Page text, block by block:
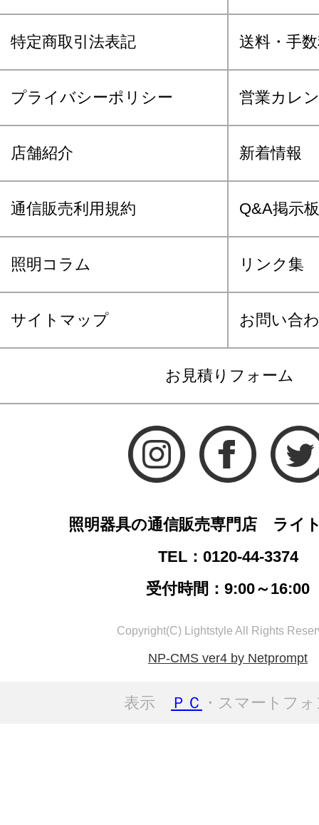
特定商取引法表記 送料・手
プライバシーポリシー 営業カレ
店舗紹介 新着情報
通信販売利用規約 Q&A掲示板
照明コラム リンク集
サイトマップ お問い合
お見積りフォーム
照明器具の通信販売専門店 ライ
TEL：0120-44-3374
受付時間：9:00～16:00
Copyright(C) Lightstyle All Rights
NP-CMS ver4 by Netprompt
表示 ＰＣ ・スマートフ